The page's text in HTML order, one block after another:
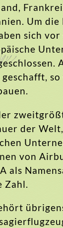
Um die
sich
der
von
als
Zahl.